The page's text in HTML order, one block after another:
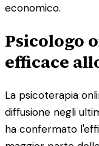
economico.
Psicologo
efficace
La psicoterapia
diffusione negli
ha confermato